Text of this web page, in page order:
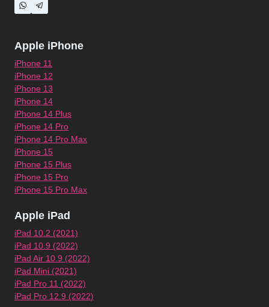
Apple iPhone
iPhone 11
iPhone 12
iPhone 13
iPhone 14
iPhone 14 Plus
iPhone 14 Pro
iPhone 14 Pro Max
iPhone 15
iPhone 15 Plus
iPhone 15 Pro
iPhone 15 Pro Max
Apple iPad
iPad 10.2 (2021)
iPad 10.9 (2022)
iPad Air 10.9 (2022)
iPad Mini (2021)
iPad Pro 11 (2022)
iPad Pro 12.9 (2022)